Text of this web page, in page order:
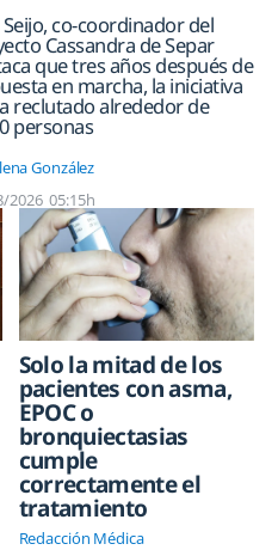
co-coordinador del
Cassandra de Separ
que tres años después de
en marcha, la iniciativa
reclutado alrededor de
personas
González
2026 05:15h
Solo la mitad de los
pacientes con asma,
EPOC o
bronquiectasias
cumple
correctamente el
tratamiento
Redacción Médica